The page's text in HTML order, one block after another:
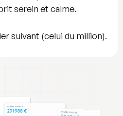
serein et calme.
suivant (celui du million).